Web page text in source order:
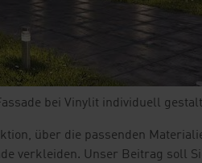
bei Vinylit individuell
über die passenden
verkleiden. Unser Beitrag soll